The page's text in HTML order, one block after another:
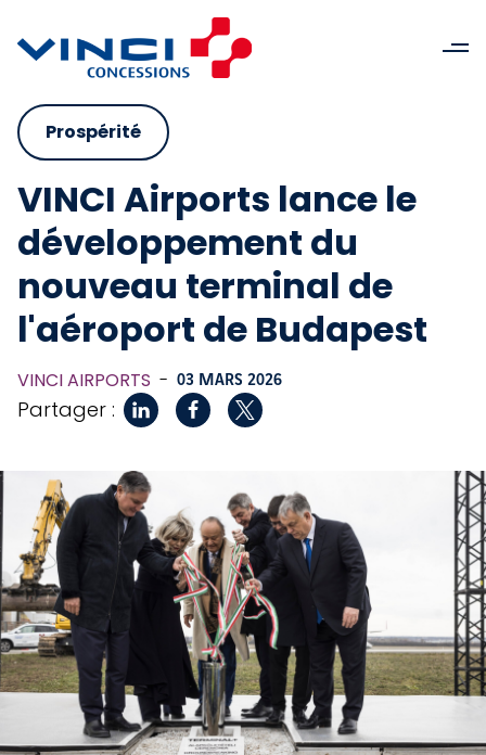
Prospérité
VINCI Airports lance le
développement du
nouveau terminal de
l'aéroport de Budapest
VINCI AIRPORTS - 03 MARS 2026
Partager :